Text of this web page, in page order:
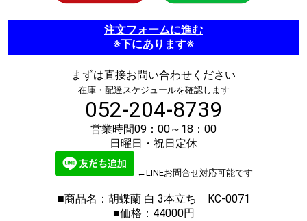
注文フォームに進む
※下にあります※
まずは直接お問い合わせください
在庫・配達スケジュールを確認します
052-204-8739
営業時間09：00～18：00
日曜日・祝日定休
←LINEお問合せ対応可能です
■商品名：胡蝶蘭 白 3本立ち KC-0071
■価格：44000円